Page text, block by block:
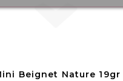
Beignet Nature 19gr